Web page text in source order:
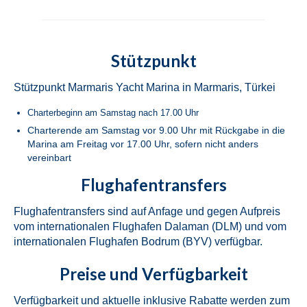
Beneteau Oceanis 46.1 Melissa in Fethiye
Beneteau Oceanis 48 Athena in Fethiye in
der Türkei
Jeanneau Sun Odyssey 490 Derya in
Fethiye in der Türkei
Beneteau Cyclades 50.5 Take Five in
Fethiye in der Türkei
Marmaris
in Marmaris in der Türkei
Fountaine Pajot Lucia 40 Quatour Coco D
Stützpunkt
Stützpunkt Marmaris Yacht Marina in Marmaris, Türkei
Charterbeginn am Samstag nach 17.00 Uhr
Charterende am Samstag vor 9.00 Uhr mit Rückgabe in die
Marina am Freitag vor 17.00 Uhr, sofern nicht anders
vereinbart
Flughafentransfers
Flughafentransfers sind auf Anfage und gegen Aufpreis
vom internationalen Flughafen Dalaman (DLM) und vom
internationalen Flughafen Bodrum (BYV) verfügbar.
Preise und Verfügbarkeit
Verfügbarkeit und aktuelle inklusive Rabatte werden zum